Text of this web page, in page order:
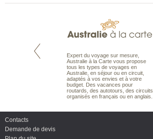
est le spécialiste
Expert du voyage sur mesure,
Australie à la Carte vous propose
tous les types de voyages en
Australie, en séjour ou en circuit,
adaptés à vos envies et à votre
budget. Des vacances pour
routards, des autotours, des circuits
organisés en français ou en anglais.
Contacts
Demande de devis